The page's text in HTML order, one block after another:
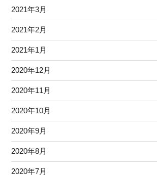
2021年3月
2021年2月
2021年1月
2020年12月
2020年11月
2020年10月
2020年9月
2020年8月
2020年7月